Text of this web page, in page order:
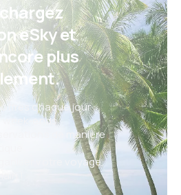
eSky et
plus
offres chaque jour :
week-ends
de manière
votre voyage,